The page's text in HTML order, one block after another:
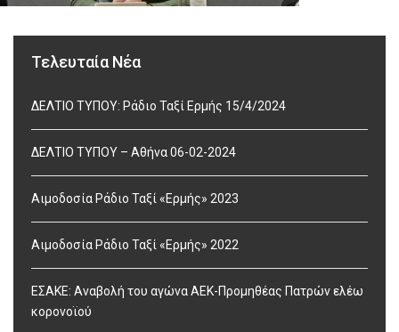
Τελευταία Νέα
ΔΕΛΤΙΟ ΤΥΠΟΥ: Ράδιο Ταξί Ερμής 15/4/2024
ΔΕΛΤΙΟ ΤΥΠΟΥ – Αθήνα 06-02-2024
Αιμοδοσία Ράδιο Ταξί «Ερμής» 2023
Αιμοδοσία Ράδιο Ταξί «Ερμής» 2022
ΕΣΑΚΕ: Αναβολή του αγώνα ΑΕΚ-Προμηθέας Πατρών ελέω
κορονοϊού